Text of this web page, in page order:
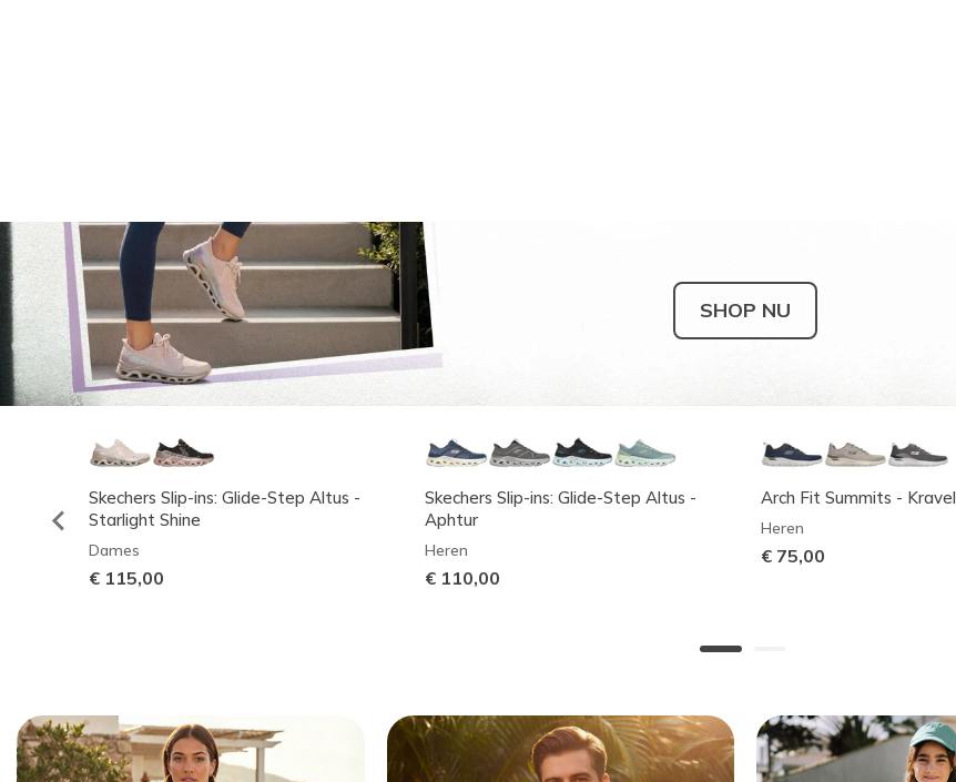
SHOP NU
Skechers Slip-ins: Glide-Step Altus -
Starlight Shine
Dames
€ 115,00
Skechers Slip-ins: Glide-Step Altus -
Aphtur
Heren
€ 110,00
Arch Fit Summits - Kravel
Heren
€ 75,00